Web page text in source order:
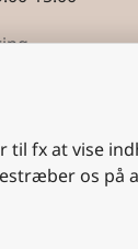
fx at vise
os på